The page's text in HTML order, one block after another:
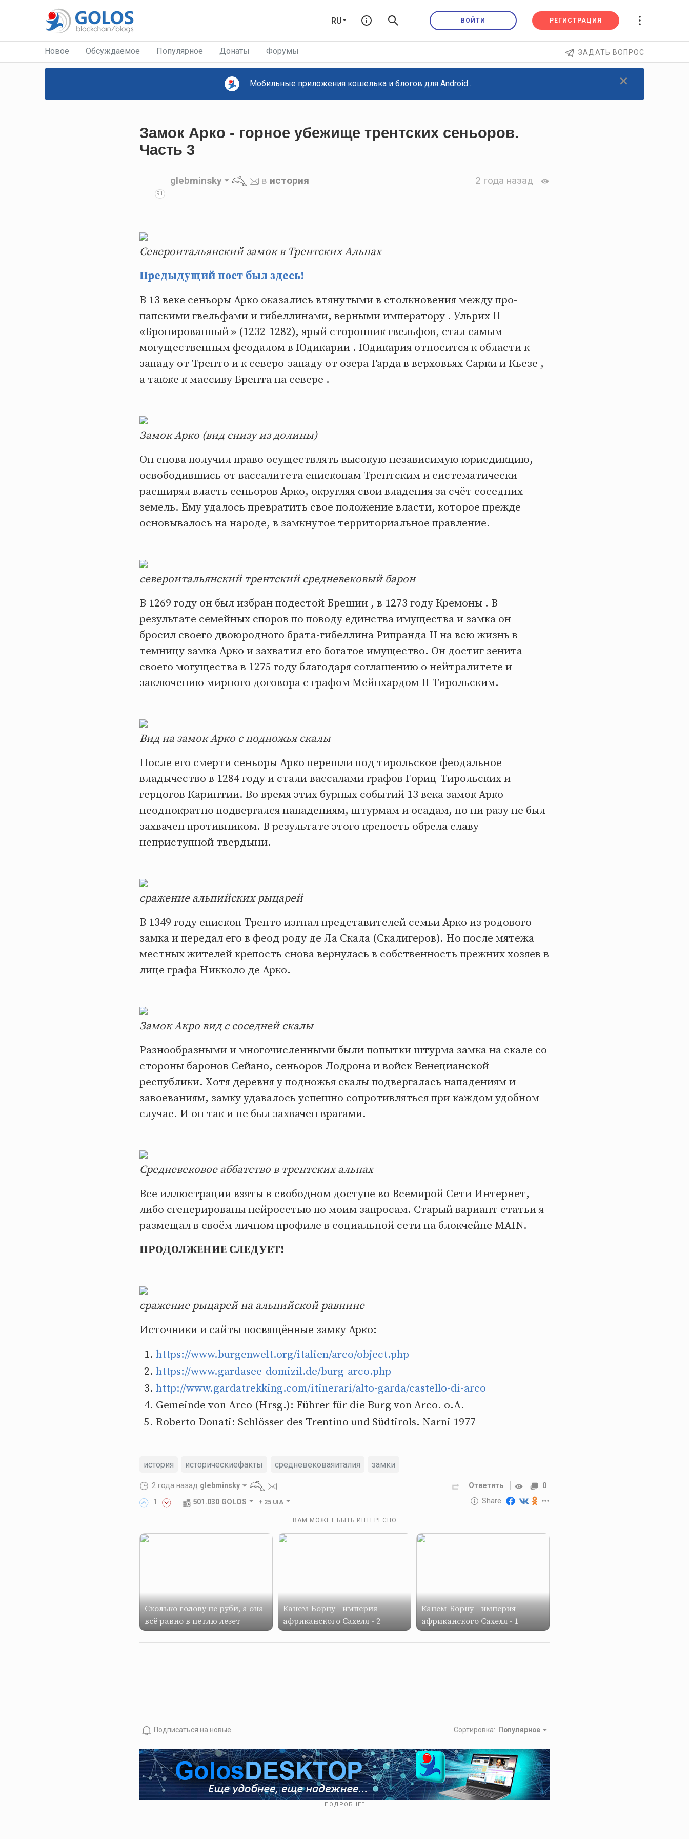
RU ВОЙТИ РЕГИСТРАЦИЯ
ЗАДАТЬ ВОПРОС
Новое Обсуждаемое Популярное Донаты Форумы
×
Мобильные приложения кошелька и блогов для Android...
Замок Арко - горное убежище трентских сеньоров.
Часть 3
2 года назад
91
glebminsky в история
Североитальянский замок в Трентских Альпах
Предыдущий пост был здесь!
В 13 веке сеньоры Арко оказались втянутыми в столкновения между про-
папскими гвельфами и гибеллинами, верными императору . Ульрих II
«Бронированный » (1232-1282), ярый сторонник гвельфов, стал самым
могущественным феодалом в Юдикарии . Юдикария относится к области к
западу от Тренто и к северо-западу от озера Гарда в верховьях Сарки и Кьезе ,
а также к массиву Брента на севере .
Замок Арко (вид снизу из долины)
Он снова получил право осуществлять высокую независимую юрисдикцию,
освободившись от вассалитета епископам Трентским и систематически
расширял власть сеньоров Арко, округляя свои владения за счёт соседних
земель. Ему удалось превратить свое положение власти, которое прежде
основывалось на народе, в замкнутое территориальное правление.
североитальянский трентский средневековый барон
В 1269 году он был избран подестой Брешии , в 1273 году Кремоны . В
результате семейных споров по поводу единства имущества и замка он
бросил своего двоюродного брата-гибеллина Рипранда II на всю жизнь в
темницу замка Арко и захватил его богатое имущество. Он достиг зенита
своего могущества в 1275 году благодаря соглашению о нейтралитете и
заключению мирного договора с графом Мейнхардом II Тирольским.
Вид на замок Арко с подножья скалы
После его смерти сеньоры Арко перешли под тирольское феодальное
владычество в 1284 году и стали вассалами графов Гориц-Тирольских и
герцогов Каринтии. Во время этих бурных событий 13 века замок Арко
неоднократно подвергался нападениям, штурмам и осадам, но ни разу не был
захвачен противником. В результате этого крепость обрела славу
неприступной твердыни.
сражение альпийских рыцарей
В 1349 году епископ Тренто изгнал представителей семьи Арко из родового
замка и передал его в феод роду де Ла Скала (Скалигеров). Но после мятежа
местных жителей крепость снова вернулась в собственность прежних хозяев в
лице графа Никколо де Арко.
Замок Акро вид с соседней скалы
Разнообразными и многочисленными были попытки штурма замка на скале со
стороны баронов Сейано, сеньоров Лодрона и войск Венецианской
республики. Хотя деревня у подножья скалы подвергалась нападениям и
завоеваниям, замку удавалось успешно сопротивляться при каждом удобном
случае. И он так и не был захвачен врагами.
Средневековое аббатство в трентских альпах
Все иллюстрации взяты в свободном доступе во Всемирой Сети Интернет,
либо сгенерированы нейросетью по моим запросам. Старый вариант статьи я
размещал в своём личном профиле в социальной сети на блокчейне MAIN.
ПРОДОЛЖЕНИЕ СЛЕДУЕТ!
сражение рыцарей на альпийской равнине
Источники и сайты посвящённые замку Арко:
https://www.burgenwelt.org/italien/arco/object.php
https://www.gardasee-domizil.de/burg-arco.php
http://www.gardatrekking.com/itinerari/alto-garda/castello-di-arco
Gemeinde von Arco (Hrsg.): Führer für die Burg von Arco. o.A.
Roberto Donati: Schlösser des Trentino und Südtirols. Narni 1977
история историческиефакты средневековаяиталия замки
2 года назад glebminsky
1
501.030 GOLOS + 25 UIA
Ответить 0
Share
Reward
10 GOLOS
ВАМ МОЖЕТ БЫТЬ ИНТЕРЕСНО
Сколько голову не руби, а она
всё равно в петлю лезет
Канем-Борну - империя
африканского Сахеля - 2
Канем-Борну - империя
африканского Сахеля - 1
Подписаться на новые Сортировка: Популярное
ПОДРОБНЕЕ